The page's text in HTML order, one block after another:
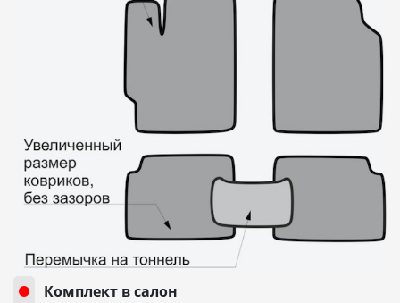
Комплект в салон